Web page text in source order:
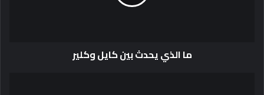
ما الذي يحدث بين كايل وكلير